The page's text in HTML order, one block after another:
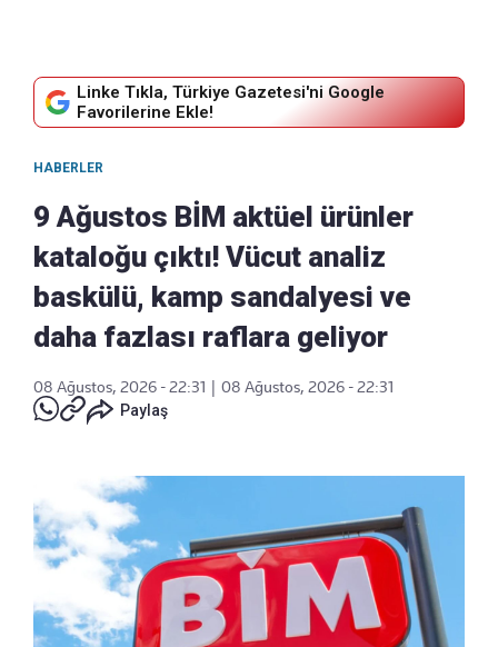
Linke Tıkla, Türkiye Gazetesi'ni Google
Favorilerine Ekle!
HABERLER
9 Ağustos BİM aktüel ürünler
kataloğu çıktı! Vücut analiz
baskülü, kamp sandalyesi ve
daha fazlası raflara geliyor
08 Ağustos, 2026 - 22:31
08 Ağustos, 2026 - 22:31
Paylaş